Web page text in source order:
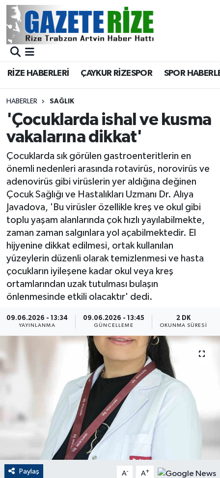
RİZE HABERLERİ ÇAYKUR RİZESPOR SPOR
HABERLER SAĞLIK
'Çocuklarda ishal ve kusma
vakalarına dikkat'
Çocuklarda sık görülen gastroenteritlerin en
önemli nedenleri arasında rotavirüs, norovirüs ve
adenovirüs gibi virüslerin yer aldığına değinen
Çocuk Sağlığı ve Hastalıkları Uzmanı Dr. Alıya
Javadova, 'Bu virüsler özellikle kreş ve okul gibi
toplu yaşam alanlarında çok hızlı yayılabilmekte,
zaman zaman salgınlara yol açabilmektedir. El
hijyenine dikkat edilmesi, ortak kullanılan
yüzeylerin düzenli olarak temizlenmesi ve hasta
çocukların iyileşene kadar okul veya kreş
ortamlarından uzak tutulması bulaşın
önlenmesinde etkili olacaktır' dedi.
09.06.2026 - 13:34
YAYINLANMA
09.06.2026 - 13:45
GÜNCELLEME
2 DK
OKUNMA SÜRESI
Paylaş A- A+
BÖLGEMİZ
Asayiş
Rize Jandarma Komutanlığı
Bilim Teknoloji
Advertising news
Canlı Maç
ÇEVRE
Dış Haberler
Dünya
EĞİTİM
EKONOMİ
Flaş Haber
Gayrimenkul
GENEL
Merkez Nöbetçi Eczaneler
Merkez Trafik Yoğunluk Haritası
Süper Lig Puan Durumu ve Fikstür
Tüm Manşetler
Son Dakika Haberleri
Haber Arşivi